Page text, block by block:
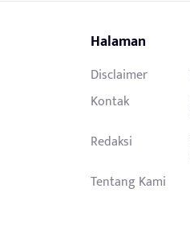
Halaman
Disclaimer
Kontak
Redaksi
Tentang Kami